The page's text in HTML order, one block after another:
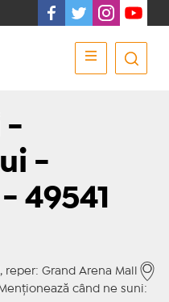
-
-
49541
reper: Grand Arena Mall
când ne suni: